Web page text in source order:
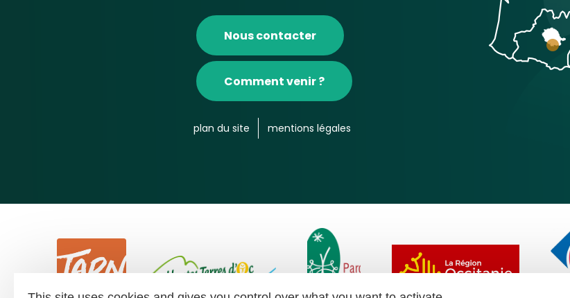
Nous contacter
Comment venir ?
plan du site mentions légales